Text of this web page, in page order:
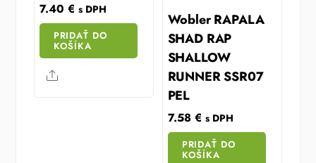
7.40 € s DPH
PRIDAŤ DO
KOŠÍKA
Share
Wobler RAPALA
SHAD RAP
SHALLOW
RUNNER SSR07
PEL
7.58 € s DPH
PRIDAŤ DO
KOŠÍKA